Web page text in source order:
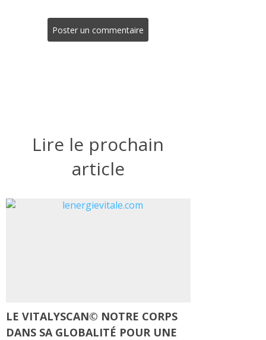
Poster un commentaire
Lire le prochain
article
LE VITALYSCAN© NOTRE CORPS
DANS SA GLOBALITÉ POUR UNE